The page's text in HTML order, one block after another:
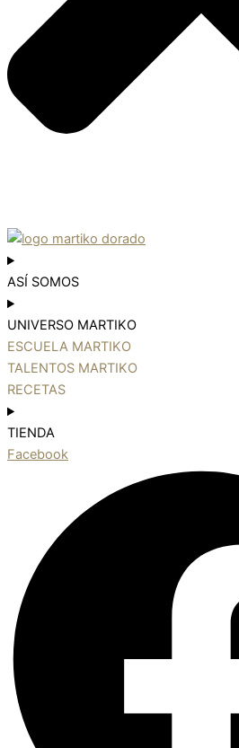
ASÍ SOMOS
UNIVERSO MARTIKO
ESCUELA MARTIKO
TALENTOS MARTIKO
RECETAS
TIENDA
Facebook